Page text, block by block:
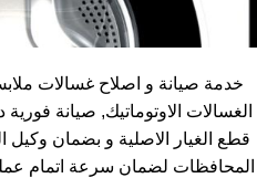
خدمة صيانة و اصلاح غسالات
الغسالات الاوتوماتيك, صيانة
قطع الغيار الاصلية و بضمان
المحافظات لضمان سرعة اتمام